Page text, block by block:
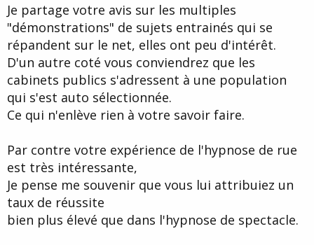
déprimantes !
De mon côté, même si les cabinets publics ne sont pas de
l'hypnose de spectacle au sens commun, les démonstrations ne
se font pas de façon sélective : il m'arrive régulièrement de dire
"vient qui veut", et on est rarement dans des exemples construits
sur des inductions longues,. Ca se passe plutôt bien.
Je crois juste que peu de personnes travaillent vraiment leurs
stratégies et leurs patterns, sans doute parce que ce n'est pas la
Kévin
Je partage votre avis sur les multiples
"démonstrations" de sujets entrainés qui se
répandent sur le net, elles ont peu d'intérêt.
D'un autre coté vous conviendrez que les
cabinets publics s'adressent à une population
qui s'est auto sélectionnée.
Ce qui n'enlève rien à votre savoir faire.
Par contre votre expérience de l'hypnose de rue
est très intéressante,
Je pense me souvenir que vous lui attribuiez un
taux de réussite
bien plus élevé que dans l'hypnose de spectacle.